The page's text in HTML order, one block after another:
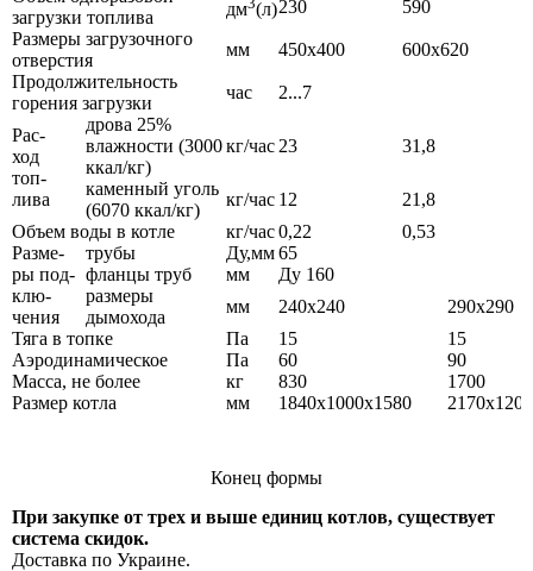
загрузки топлива
дм (л)230
590
Размеры загрузочного
отверстия
мм 450х400
600х620
Продолжительность
горения загрузки
час 2...7
Рас-
ход
топ-
лива
дрова 25%
влажности (3000
ккал/кг)
кг/час 23 31,8
каменный уголь
(6070 ккал/кг)
кг/час 12
21,8
Объем воды в котле
кг/час0,22
0,53
Разме-
ры под-
клю-
чения
трубы Ду,мм65
фланцы труб
мм
Ду 160
размеры
дымохода
мм 240х240
290х290
Тяга в топке
Па 15
15
Аэродинамическое
Па 60
90
Масса, не более
кг 830
1700
Размер котла
мм 1840х1000х1580
Конец формы
При закупке от трех и выше единиц котлов, существует
система скидок.
Доставка по Украине.